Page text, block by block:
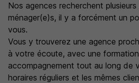
Nos agences recherchent plusieurs
ménager(e)s, il y a forcément un
vous.
Vous y trouverez une agence
à votre écoute, avec une formation
accompagnement tout au long de
horaires réguliers et les mêmes